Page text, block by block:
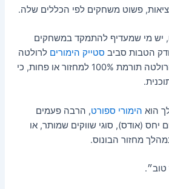
פשוט משחקים לפי הכללים שלה.
יש מי שמעדיף להתמקד במשחקים
הטבות סביב סטייק הימורים לרולטה
ירצה להבין מראש אם הרולטה תורמת 100% למחזור או פחות, כי
הוא הימורי ספורט, הרבה פעמים
יחס (אודס), סוגי שווקים שמותר, או
טוב״.